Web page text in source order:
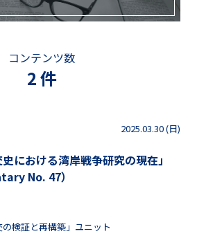
コンテンツ数
2 件
2025.03.30 (日)
における湾岸戦争研究の現在」
No. 47）
の検証と再構築」ユニット